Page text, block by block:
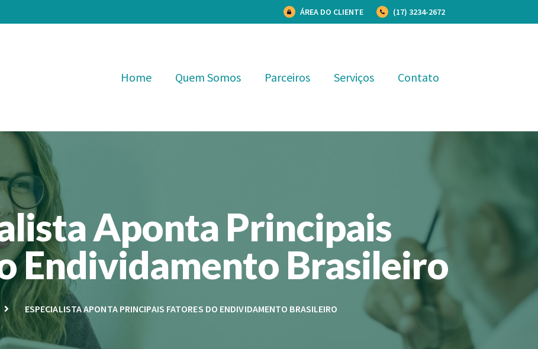
ÁREA DO CLIENTE (17) 3234-2672
Home Quem Somos Parceiros Serviços Contato
Aponta Principais
Endividamento Brasileiro
ESPECIALISTA APONTA PRINCIPAIS FATORES DO ENDIVIDAMENTO BRASILEIRO